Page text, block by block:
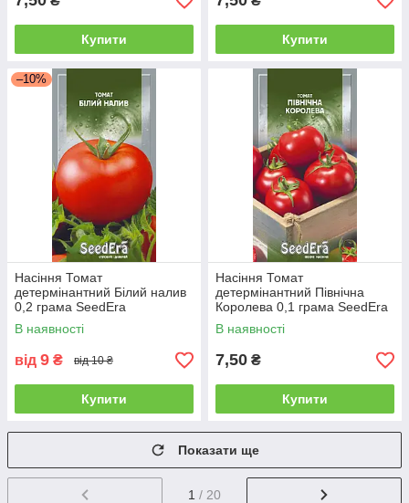
Купити Купити
–10%
Насіння Томат
детермінантний Білий налив
0,2 грама SeedEra
В наявності
від 9 ₴ від 10 ₴
Купити
Насіння Томат
детермінантний Північна
Королева 0,1 грама SeedEra
В наявності
7,50 ₴
Купити
Показати ще
1 / 20